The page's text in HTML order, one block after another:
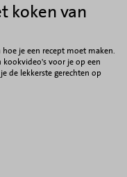
koken van
je een recept moet maken.
voor je op een
de lekkerste gerechten op